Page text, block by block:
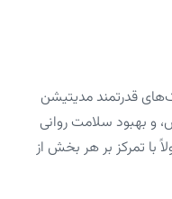
قدرتمند مدیتیشن
و بهبود سلامت روانی
با تمرکز بر هر بخش از